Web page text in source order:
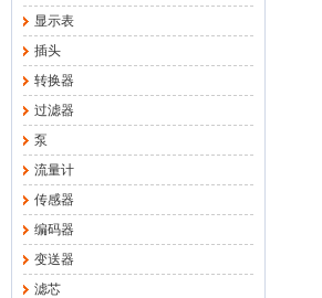
显示表
插头
转换器
过滤器
泵
流量计
传感器
编码器
变送器
滤芯